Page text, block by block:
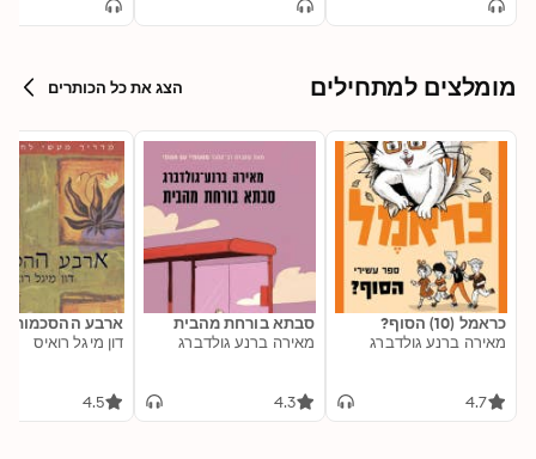
מומלצים למתחילים הצג את כל הכותרים
כראמל (10) הסוף?
מאירה ברנע גולדברג
4.7
סבתא בורחת מהבית
מאירה ברנע גולדברג
4.3
ארבע ההסכמות
דון מיגל רואיס
4.5